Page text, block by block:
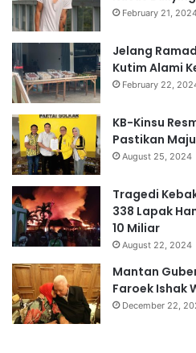
February 21,
Jelang
Kutim Alami
February 22,
KB-Kinsu
Pastikan
August 25, 2024
Tragedi
338 Lapak
10 Miliar
August 22, 2024
Mantan
Faroek Ishak
December 22,